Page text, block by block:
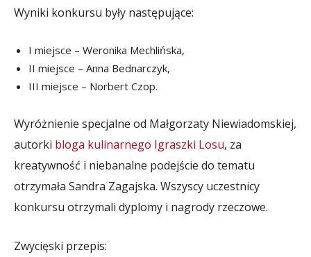
Wyniki konkursu były następujące:
I miejsce – Weronika Mechlińska,
II miejsce – Anna Bednarczyk,
III miejsce – Norbert Czop.
Wyróżnienie specjalne od Małgorzaty Niewiadomskiej,
autorki bloga kulinarnego Igraszki Losu, za
kreatywność i niebanalne podejście do tematu
otrzymała Sandra Zagajska. Wszyscy uczestnicy
konkursu otrzymali dyplomy i nagrody rzeczowe.
Zwycięski przepis: